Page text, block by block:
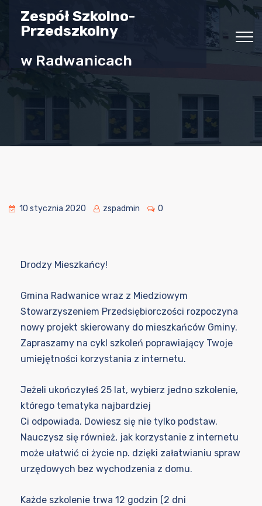
Zespół Szkolno-
Przedszkolny
w Radwanicach
10 stycznia 2020 zspadmin 0
Drodzy Mieszkańcy!
Gmina Radwanice wraz z Miedziowym
Stowarzyszeniem Przedsiębiorczości rozpoczyna
nowy projekt skierowany do mieszkańców Gminy.
Zapraszamy na cykl szkoleń poprawiający Twoje
umiejętności korzystania z internetu.
Jeżeli ukończyłeś 25 lat, wybierz jedno szkolenie,
którego tematyka najbardziej
Ci odpowiada. Dowiesz się nie tylko podstaw.
Nauczysz się również, jak korzystanie z internetu
może ułatwić ci życie np. dzięki załatwianiu spraw
urzędowych bez wychodzenia z domu.
Każde szkolenie trwa 12 godzin (2 dni